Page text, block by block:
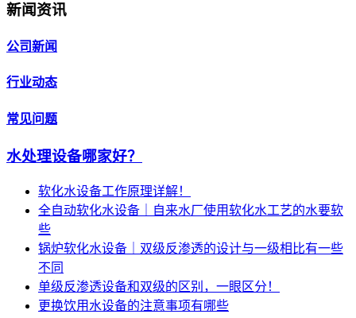
新闻资讯
公司新闻
行业动态
常见问题
水处理设备哪家好？
软化水设备工作原理详解！
全自动软化水设备｜自来水厂使用软化水工艺的水要软
些
锅炉软化水设备｜双级反渗透的设计与一级相比有一些
不同
单级反渗透设备和双级的区别，一眼区分！
更换饮用水设备的注意事项有哪些